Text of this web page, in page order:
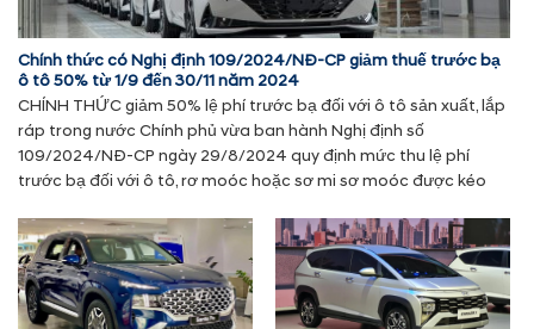
Chính thức có Nghị định 109/2024/NĐ-CP giảm thuế trước bạ
ô tô 50% từ 1/9 đến 30/11 năm 2024
CHÍNH THỨC giảm 50% lệ phí trước bạ đối với ô tô sản xuất, lắp
ráp trong nước Chính phủ vừa ban hành Nghị định số
109/2024/NĐ-CP ngày 29/8/2024 quy định mức thu lệ phí
trước bạ đối với ô tô, rơ moóc hoặc sơ mi sơ moóc được kéo